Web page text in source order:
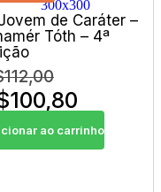
de Caráter –
Tóth – 4ª
112,00
100,80
ao carrinho